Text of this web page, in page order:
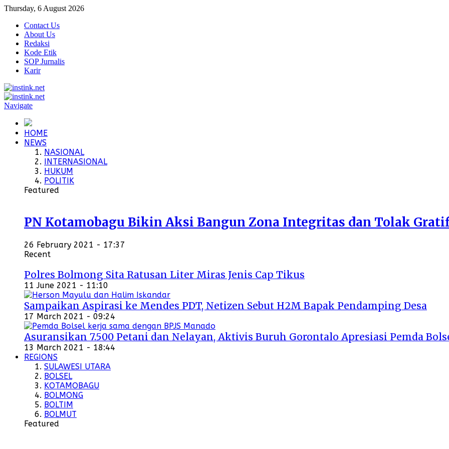
Thursday, 6 August 2026
Contact Us
About Us
Redaksi
Kode Etik
SOP Jurnalis
Karir
Navigate
HOME
NEWS
NASIONAL
INTERNASIONAL
HUKUM
POLITIK
Featured
PN Kotamobagu Bikin Aksi Bangun Zona Integritas dan Tolak
26 February 2021 - 17:37
Recent
Polres Bolmong Sita Ratusan Liter Miras Jenis Cap Tikus
11 June 2021 - 11:10
Sampaikan Aspirasi ke Mendes PDT, Netizen Sebut H2M Bapak Pendamping Desa
17 March 2021 - 09:24
Asuransikan 7.500 Petani dan Nelayan, Aktivis Buruh Gorontalo Apresiasi Pemda
13 March 2021 - 18:44
REGIONS
SULAWESI UTARA
BOLSEL
KOTAMOBAGU
BOLMONG
BOLTIM
BOLMUT
Featured